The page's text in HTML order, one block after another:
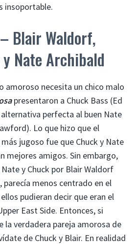
insoportable.
Blair Waldorf,
Nate Archibald
amoroso necesita un chico malo
presentaron a Chuck Bass (Ed
perfecta al buen Nate
Lo que hizo que el
jugoso fue que Chuck y Nate
mejores amigos. Sin embargo,
y Chuck por Blair Waldorf
menos centrado en el
pudieran decir que eran el
East Side. Entonces, si
la verdadera pareja amorosa de
de Chuck y Blair. En realidad